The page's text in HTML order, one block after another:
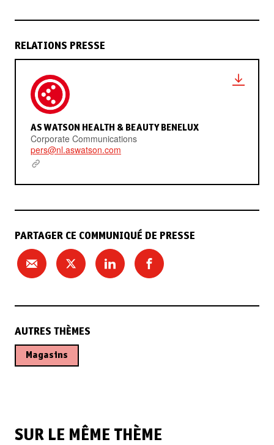
RELATIONS PRESSE
AS WATSON HEALTH & BEAUTY BENELUX
Corporate Communications
pers@nl.aswatson.com
PARTAGER CE COMMUNIQUÉ DE PRESSE
AUTRES THÈMES
Magasins
SUR LE MÊME THÈME